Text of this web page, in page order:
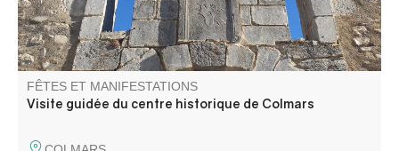
FÊTES ET MANIFESTATIONS
Visite guidée du centre historique de Colmars